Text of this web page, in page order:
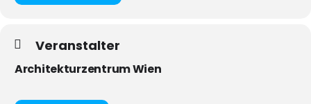
Veranstalter
Architekturzentrum Wien